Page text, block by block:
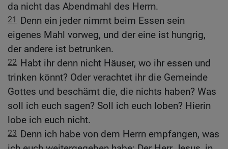
da nicht das Abendmahl des Herrn.
21
Denn ein jeder nimmt beim Essen sein
eigenes Mahl vorweg, und der eine ist hungrig,
der andere ist betrunken.
22 Habt ihr denn nicht Häuser, wo ihr essen und
trinken könnt? Oder verachtet ihr die Gemeinde
Gottes und beschämt die, die nichts haben? Was
soll ich euch sagen? Soll ich euch loben? Hierin
lobe ich euch nicht.
23 Denn ich habe von dem Herrn empfangen, was